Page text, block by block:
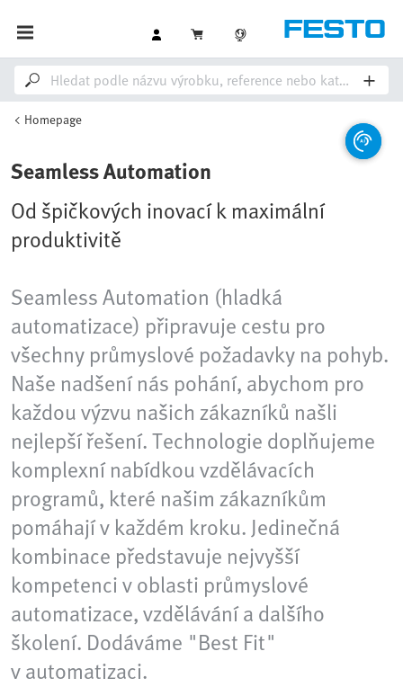
Homepage
Seamless Automation
Od špičkových inovací k maximální
produktivitě
Seamless Automation (hladká
automatizace) připravuje cestu pro
všechny průmyslové požadavky na pohyb.
Naše nadšení nás pohání, abychom pro
každou výzvu našich zákazníků našli
nejlepší řešení. Technologie doplňujeme
komplexní nabídkou vzdělávacích
programů, které našim zákazníkům
pomáhají v každém kroku. Jedinečná
kombinace představuje nejvyšší
kompetenci v oblasti průmyslové
automatizace, vzdělávání a dalšího
školení. Dodáváme "Best Fit"
v automatizaci.